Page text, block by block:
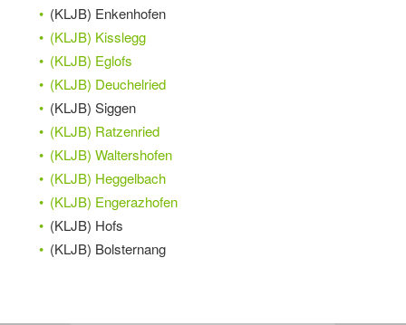
(KLJB) Enkenhofen
(KLJB) Kisslegg
(KLJB) Eglofs
(KLJB) Deuchelried
(KLJB) Siggen
(KLJB) Ratzenried
(KLJB) Waltershofen
(KLJB) Heggelbach
(KLJB) Engerazhofen
(KLJB) Hofs
(KLJB) Bolsternang